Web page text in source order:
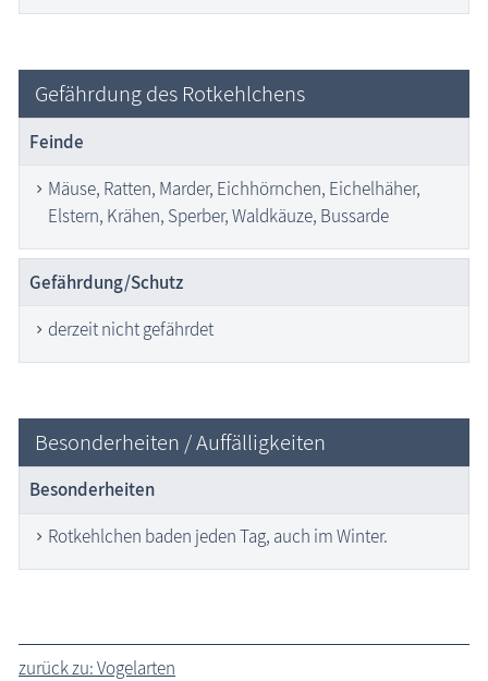
Gefährdung des Rotkehlchens
Feinde
Mäuse, Ratten, Marder, Eichhörnchen, Eichelhäher,
Elstern, Krähen, Sperber, Waldkäuze, Bussarde
Gefährdung/Schutz
derzeit nicht gefährdet
Besonderheiten / Auffälligkeiten
Besonderheiten
Rotkehlchen baden jeden Tag, auch im Winter.
zurück zu: Vogelarten